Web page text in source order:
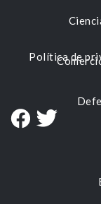
Política de